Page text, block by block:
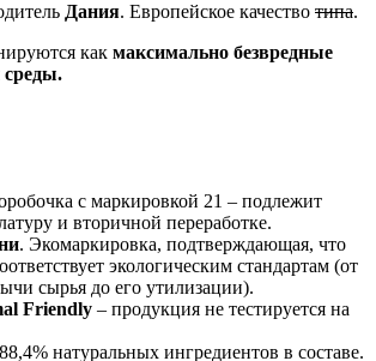
Дания. Европейское качество типа.
как максимально безвредные
с маркировкой 21 – подлежит
и вторичной переработке.
. Экомаркировка, подтверждающая, что
экологическим стандартам (от
сырья до его утилизации).
Friendly – продукция не тестируется на
натуральных ингредиентов в составе.